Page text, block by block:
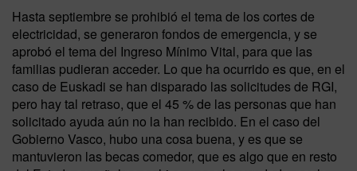
Hasta septiembre se prohibió el tema de los cortes de
electricidad, se generaron fondos de emergencia, y se
aprobó el tema del Ingreso Mínimo Vital, para que las
familias pudieran acceder. Lo que ha ocurrido es que, en el
caso de Euskadi se han disparado las solicitudes de RGI,
pero hay tal retraso, que el 45 % de las personas que han
solicitado ayuda aún no la han recibido. En el caso del
Gobierno Vasco, hubo una cosa buena, y es que se
mantuvieron las becas comedor, que es algo que en resto